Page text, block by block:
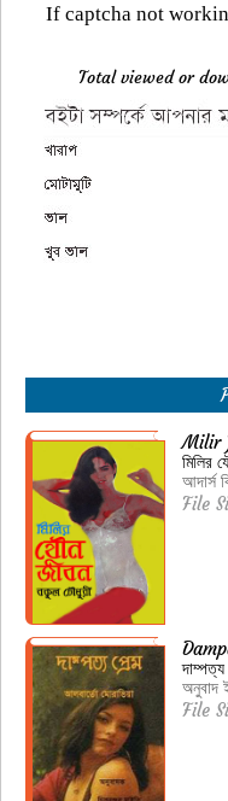
If captcha not
Total viewed or
Milir
মিলির
আদার্স
File
অনুবাদ
File